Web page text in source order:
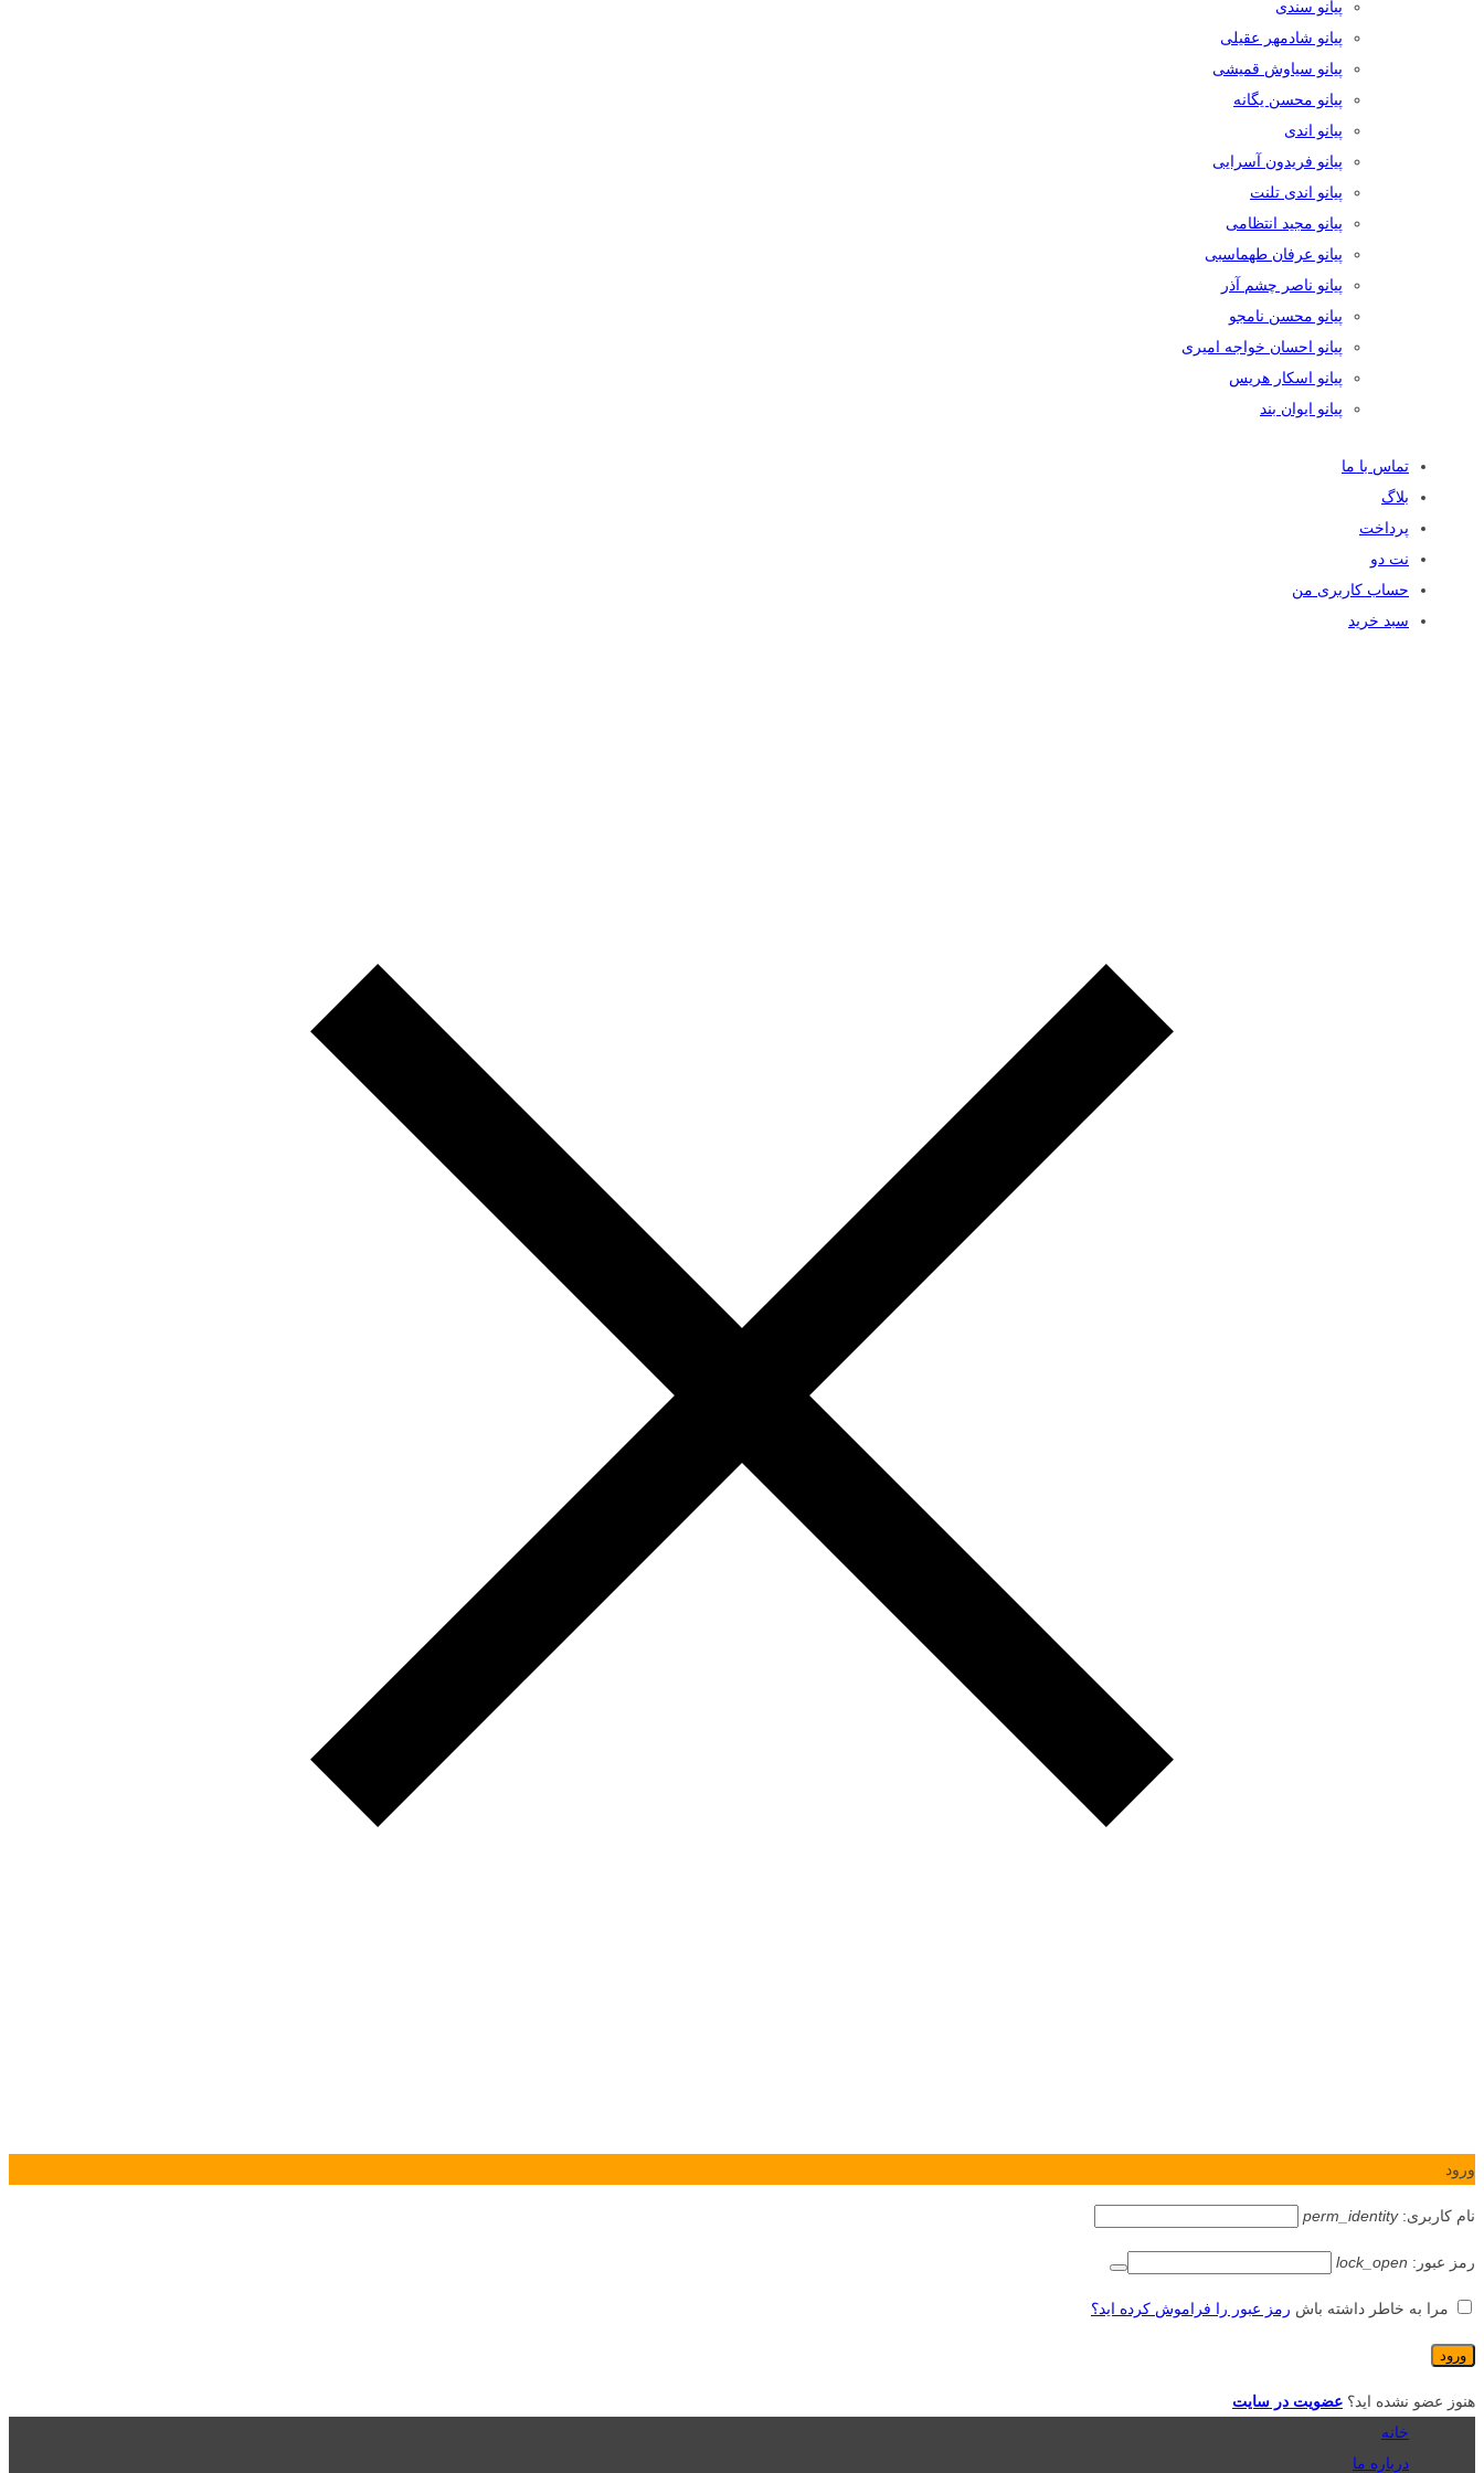
پیانو سندی
پیانو شادمهر عقیلی
پیانو سیاوش قمیشی
پیانو محسن یگانه
پیانو اندی
پیانو فریدون آسرایی
پیانو اندی تلنت
پیانو مجید انتظامی
پیانو عرفان طهماسبی
پیانو ناصر چشم آذر
پیانو محسن نامجو
پیانو احسان خواجه امیری
پیانو اسکار هریس
پیانو ایوان بند
تماس با ما
بلاگ
پرداخت
نت دو
حساب کاربری من
سبد خرید
ورود
نام کاربری:perm_identity
رمز عبور: lock_open
مرا به خاطر داشته باش رمز عبور را فراموش کرده اید؟
هنوز عضو نشده اید؟ عضویت در سایت
خانه
درباره ما